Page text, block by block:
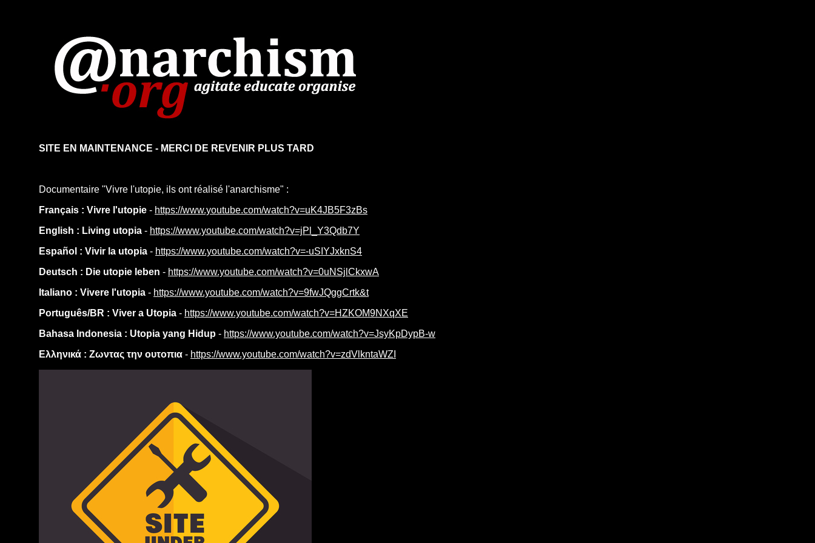
SITE EN MAINTENANCE - MERCI DE REVENIR PLUS TARD
Documentaire "Vivre l'utopie, ils ont réalisé l'anarchisme" :
Français : Vivre l'utopie - https://www.youtube.com/watch?v=uK4JB5F3zBs
English : Living utopia - https://www.youtube.com/watch?v=jPl_Y3Qdb7Y
Español : Vivir la utopia - https://www.youtube.com/watch?v=-uSIYJxknS4
Deutsch : Die utopie leben - https://www.youtube.com/watch?v=0uNSjlCkxwA
Italiano : Vivere l'utopia - https://www.youtube.com/watch?v=9fwJQggCrtk&t
Português/BR : Viver a Utopia - https://www.youtube.com/watch?v=HZKOM9NXqXE
Bahasa Indonesia : Utopia yang Hidup - https://www.youtube.com/watch?v=JsyKpDypB-w
Ελληνικά : Ζωντας την ουτοπια - https://www.youtube.com/watch?v=zdVlkntaWZI